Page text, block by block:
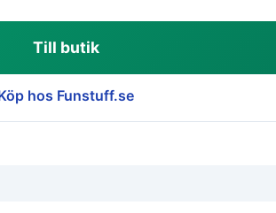
Till butik
hos Funstuff.se